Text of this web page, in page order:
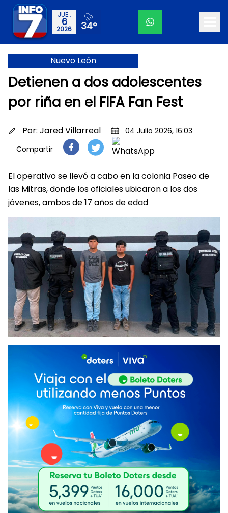
JUE.,
6
2026 34°
Nuevo León
Detienen a dos adolescentes
por riña en el FIFA Fan Fest
Por: Jared Villarreal
04 Julio 2026, 16:03
Compartir
El operativo se llevó a cabo en la colonia Paseo de
las Mitras, donde los oficiales ubicaron a los dos
jóvenes, ambos de 17 años de edad